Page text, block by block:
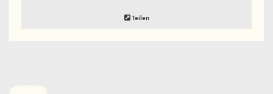
Teilen